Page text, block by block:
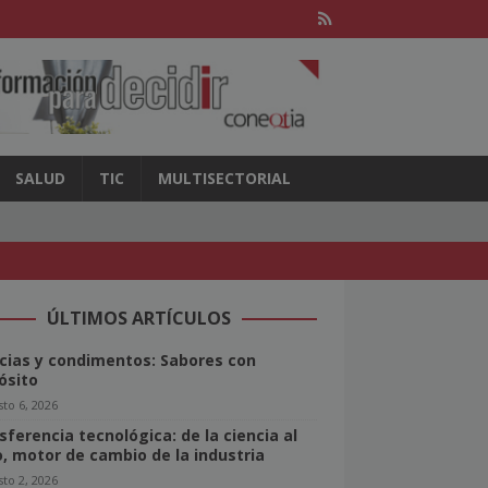
SALUD TIC MULTISECTORIAL
ÚLTIMOS ARTÍCULOS
y condimentos: Sabores con
6, 2026
tecnológica: de la ciencia al
motor de cambio de la industria
2, 2026